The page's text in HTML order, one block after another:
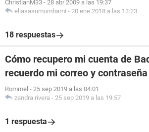
ChristianM33 - 28 abr 2009 a las 19:37
eliasasumumbami - 20 ene 2018 a las 13:23
18 respuestas
Cómo recupero mi cuenta de
recuerdo mi correo y contraseña
Rommel - 25 sep 2019 a las 04:01
zandra.rivera - 25 sep 2019 a las 19:57
1 respuesta